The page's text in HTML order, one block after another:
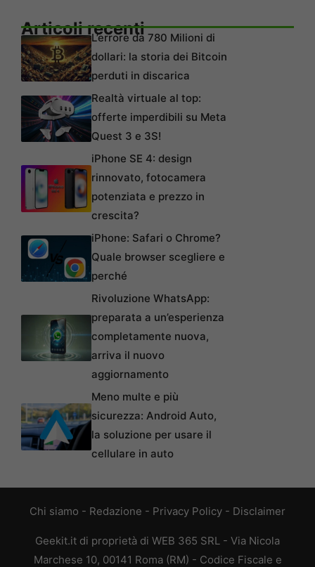
Articoli recentiL’errore da 780 Milioni di
dollari: la storia dei Bitcoin
perduti in discarica
Realtà virtuale al top:
offerte imperdibili su Meta
Quest 3 e 3S!
iPhone SE 4: design
rinnovato, fotocamera
potenziata e prezzo in
crescita?
iPhone: Safari o Chrome?
Quale browser scegliere e
perché
Rivoluzione WhatsApp:
preparata a un’esperienza
completamente nuova,
arriva il nuovo
aggiornamento
Meno multe e più
sicurezza: Android Auto,
la soluzione per usare il
cellulare in auto
Chi siamo - Redazione - Privacy Policy - Disclaimer
Geekit.it di proprietà di WEB 365 SRL - Via Nicola
Marchese 10, 00141 Roma (RM) - Codice Fiscale e